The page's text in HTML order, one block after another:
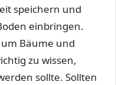
speichern und
einbringen.
Bäume und
zu wissen,
sollte. Sollten